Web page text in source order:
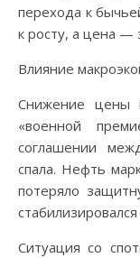
перехода к
к росту, а цена —
Влияние
Снижение цены
«военной
соглашении
спала. Нефть
потеряло
Ситуация со